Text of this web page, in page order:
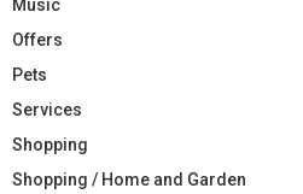
Music
Offers
Pets
Services
Shopping
Shopping / Home and Garden